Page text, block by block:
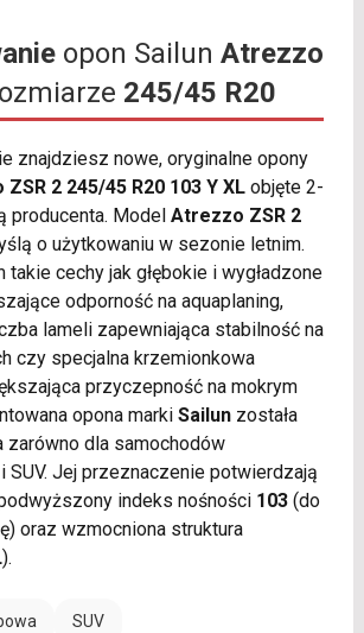
opon Sailun Atrezzo
245/45 R20
znajdziesz nowe, oryginalne opony
2 245/45 R20 103 Y XLobjęte 2-
producenta. Model Atrezzo ZSR 2
o użytkowaniu w sezonie letnim.
cechy jak głębokie i wygładzone
odporność na aquaplaning,
lameli zapewniająca stabilność na
czy specjalna krzemionkowa
przyczepność na mokrym
opona marki Sailunzostała
zarówno dla samochodów
SUV. Jej przeznaczenie potwierdzają
indeks nośności 103(do
oraz wzmocniona struktura
).
SUV